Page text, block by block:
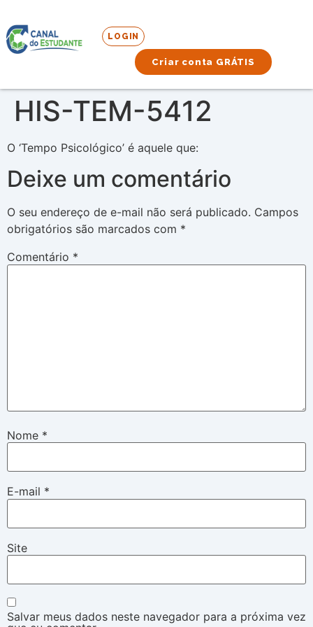
LOGIN
Criar conta GRÁTIS
HIS-TEM-5412
O ‘Tempo Psicológico’ é aquele que:
Deixe um comentário
O seu endereço de e-mail não será publicado. Campos
obrigatórios são marcados com *
Comentário *
Nome *
E-mail *
Site
Salvar meus dados neste navegador para a próxima vez